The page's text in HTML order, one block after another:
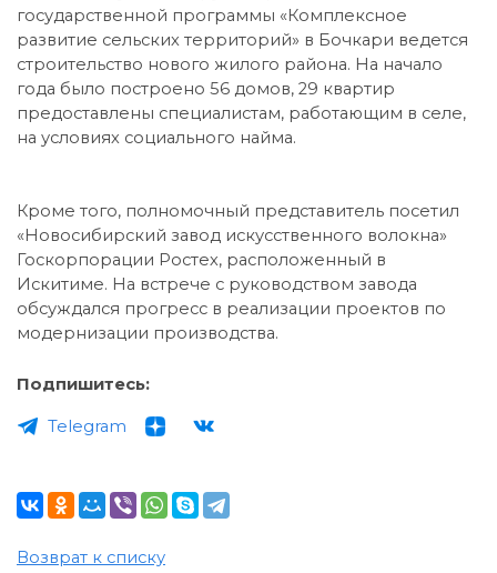
государственной программы «Комплексное
развитие сельских территорий» в Бочкари ведется
строительство нового жилого района. На начало
года было построено 56 домов, 29 квартир
предоставлены специалистам, работающим в селе,
на условиях социального найма.
Кроме того, полномочный представитель посетил
«Новосибирский завод искусственного волокна»
Госкорпорации Ростех, расположенный в
Искитиме. На встрече с руководством завода
обсуждался прогресс в реализации проектов по
модернизации производства.
Подпишитесь:
Telegram
Возврат к списку